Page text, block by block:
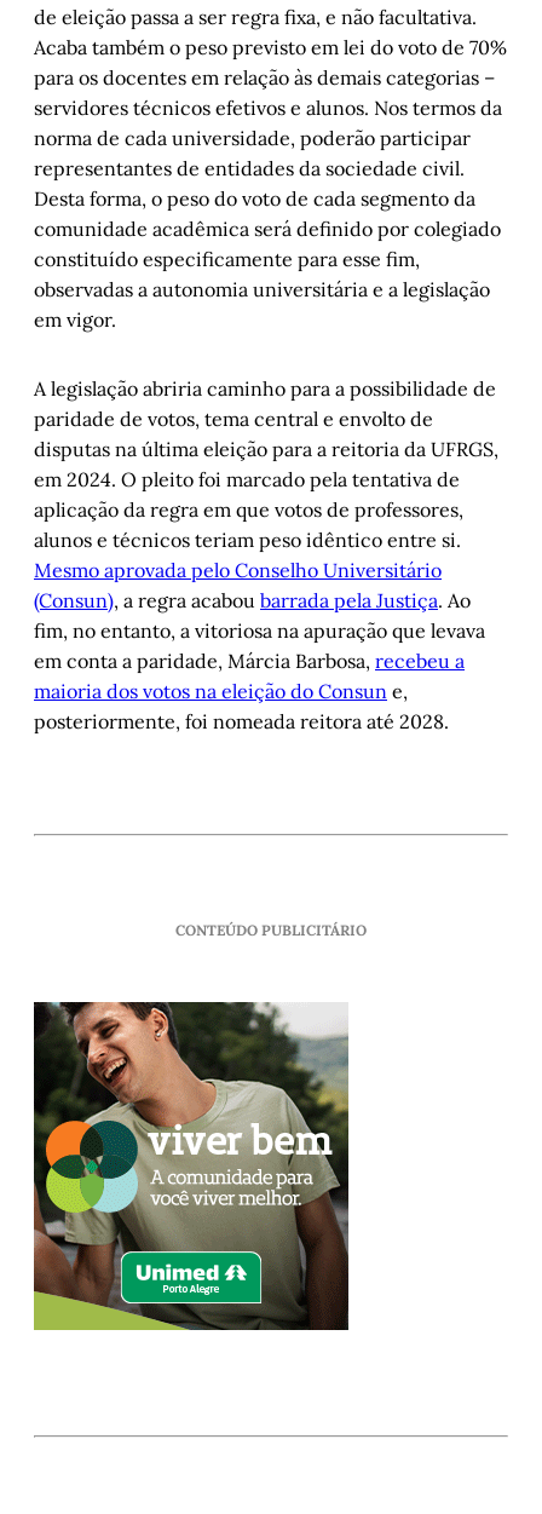
de eleição passa a ser regra fixa, e não facultativa.
Acaba também o peso previsto em lei do voto de 70%
para os docentes em relação às demais categorias –
servidores técnicos efetivos e alunos. Nos termos da
norma de cada universidade, poderão participar
representantes de entidades da sociedade civil.
Desta forma, o peso do voto de cada segmento da
comunidade acadêmica será definido por colegiado
constituído especificamente para esse fim,
observadas a autonomia universitária e a legislação
em vigor.
A legislação abriria caminho para a possibilidade de
paridade de votos, tema central e envolto de
disputas na última eleição para a reitoria da UFRGS,
em 2024. O pleito foi marcado pela tentativa de
aplicação da regra em que votos de professores,
alunos e técnicos teriam peso idêntico entre si.
Mesmo aprovada pelo Conselho Universitário
(Consun), a regra acabou barrada pela Justiça. Ao
fim, no entanto, a vitoriosa na apuração que levava
em conta a paridade, Márcia Barbosa, recebeu a
maioria dos votos na eleição do Consun e,
posteriormente, foi nomeada reitora até 2028.
CONTEÚDO PUBLICITÁRIO